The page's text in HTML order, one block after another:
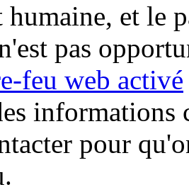
humaine, et le
pas
feu web activé
informations
pour